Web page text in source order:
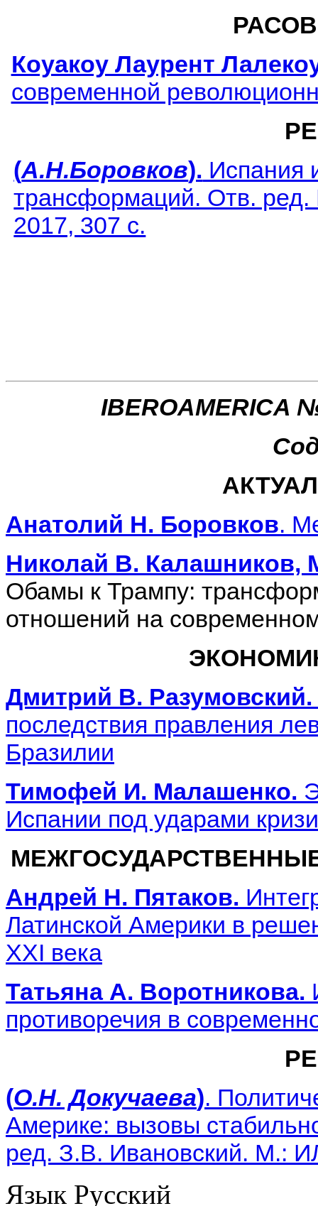
Коуакоу Лаурент
современной
(А.Н.Боровков). Испания
трансформаций. Отв.
2017, 307 с.
IBEROAMERICA
Анатолий Н. Боровков.
Николай В. Калашников,
Обамы к Трампу:
отношений на
Дмитрий В. Разумовский.
последствия правления
Бразилии
Тимофей И. Малашенко.
Испании под ударами
Андрей Н. Пятаков.
Латинской Америки в
XXI века
Татьяна А. Воротникова.
противоречия в
(О.Н. Докучаева).
Америке: вызовы
ред. З.В. Ивановский. М.:
Язык Русский